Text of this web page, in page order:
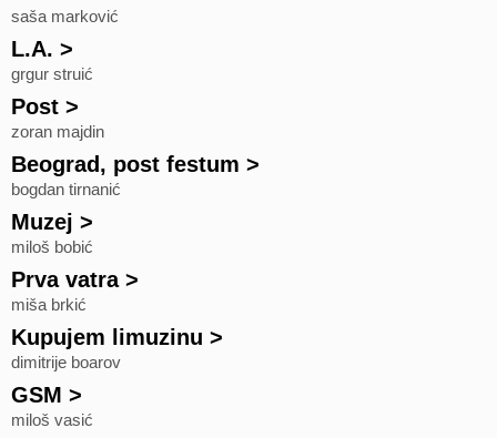
saša marković
L.A. >
grgur struić
Post >
zoran majdin
Beograd, post festum >
bogdan tirnanić
Muzej >
miloš bobić
Prva vatra>
miša brkić
Kupujem limuzinu >
dimitrije boarov
GSM >
miloš vasić